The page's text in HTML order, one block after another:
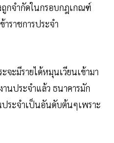
กจำกัดในกรอบกฎเกณฑ์
ราชการประจำ
ะมีรายได้หมุนเวียนเข้ามา
นประจำแล้ว ธนาคารมัก
ระจำเป็นอันดับต้นๆเพราะ